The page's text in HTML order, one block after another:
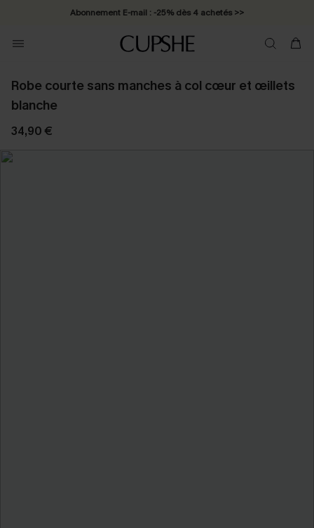
Abonnement E-mail : -25% dès 4 achetés >>
Robe courte sans manches à col cœur et œillets
blanche
34,90 €